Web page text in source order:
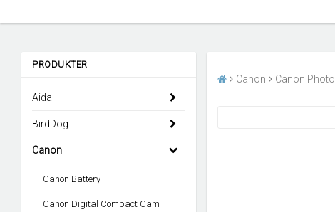
PRODUKTER
Aida
BirdDog
Canon
Canon Battery
Canon Digital Compact Cam
Canon Canon Photo